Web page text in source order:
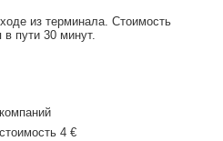
из терминала. Стоимость
пути 30 минут.
4 €